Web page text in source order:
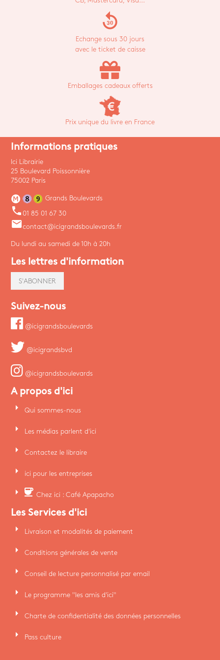
replay_30
Echange sous 30 jours
avec le ticket de caisse
Emballages cadeaux offerts
Prix unique du livre en France
Informations pratiques
Ici Librairie
25 Boulevard Poissonnière
75002 Paris
Grands Boulevards
phone 01 85 01 67 30
emailcontact@icigrandsboulevards.fr
Du lundi au samedi de 10h à 20h
Les lettres d'information
S'ABONNER
Suivez-nous
@icigrandsboulevards
@icigrandsbvd
@icigrandsboulevards
A propos d'ici
arrow_right Qui sommes-nous
arrow_right Les médias parlent d'ici
arrow_right Contactez le libraire
arrow_right ici pour les entreprises
arrow_right coffee Chez ici : Café Apapacho
Les Services d'ici
arrow_right Livraison et modalités de paiement
arrow_right Conditions générales de vente
arrow_right Conseil de lecture personnalisé par email
arrow_right Le programme "les amis d'ici"
arrow_right Charte de confidentialité des données personnelles
arrow_right Pass culture